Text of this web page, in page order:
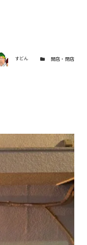
すどん カテゴリー開店・閉店